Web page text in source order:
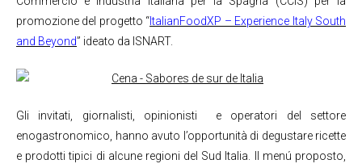
promozione del progetto “ItalianFoodXP – Experience Italy South
and Beyond” ideato da ISNART.
Gli invitati, giornalisti, opinionisti e operatori del settore
enogastronomico, hanno avuto l’opportunità di degustare ricette
e prodotti tipici di alcune regioni del Sud Italia. Il menú proposto,